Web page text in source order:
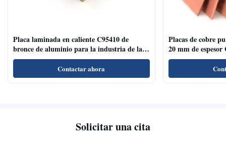
Placa laminada en caliente C95410 de
bronce de aluminio para la industria de la
decoración de superficies cepilladas
Contactar ahora
Placas de cobre
20 mm de espesor
Solicitar una cita